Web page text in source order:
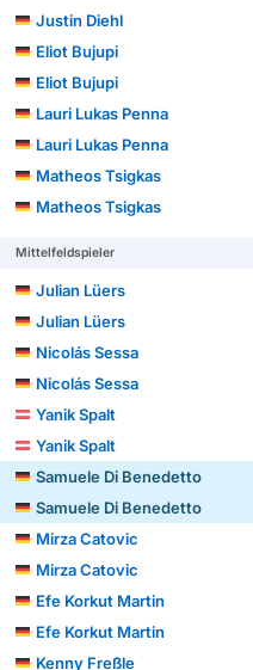
Justin Diehl
Eliot Bujupi
Eliot Bujupi
Lauri Lukas Penna
Lauri Lukas Penna
Matheos Tsigkas
Matheos Tsigkas
Mittelfeldspieler
Julian Lüers
Julian Lüers
Nicolás Sessa
Nicolás Sessa
Yanik Spalt
Yanik Spalt
Samuele Di Benedetto
Samuele Di Benedetto
Mirza Catovic
Mirza Catovic
Efe Korkut Martin
Efe Korkut Martin
Kenny Freßle